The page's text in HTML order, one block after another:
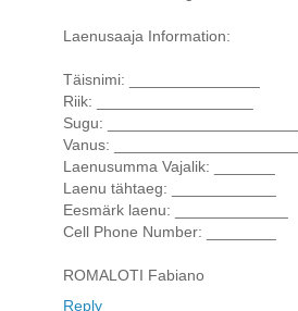
Laenusaaja Information:
Täisnimi: _______________
Riik: __________________
Sugu: ______________________
Vanus: ______________________
Laenusumma Vajalik: _______
Laenu tähtaeg: ____________
Eesmärk laenu: _____________
Cell Phone Number: ________
ROMALOTI Fabiano
Reply